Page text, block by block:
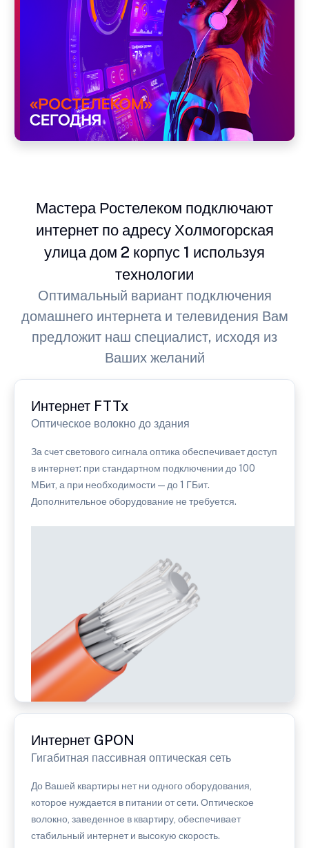
Мастера Ростелеком подключают
интернет по адресу Холмогорская
улица дом 2 корпус 1 используя
технологии
Оптимальный вариант подключения
домашнего интернета и телевидения Вам
предложит наш специалист, исходя из
Ваших желаний
Интернет FTTx
Оптическое волокно до здания
За счет светового сигнала оптика обеспечивает доступ
в интернет: при стандартном подключении до 100
МБит, а при необходимости — до 1 ГБит.
Дополнительное оборудование не требуется.
Интернет GPON
Гигабитная пассивная оптическая сеть
До Вашей квартиры нет ни одного оборудования,
которое нуждается в питании от сети. Оптическое
волокно, заведенное в квартиру, обеспечивает
стабильный интернет и высокую скорость.